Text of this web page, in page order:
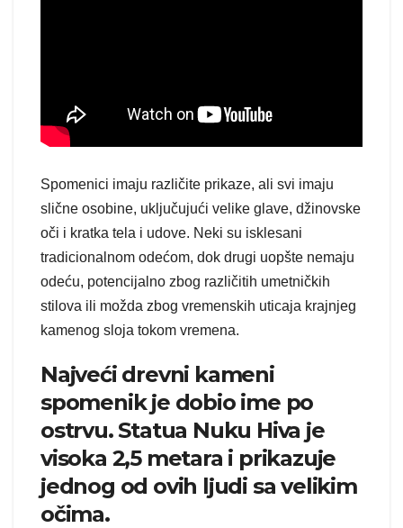
Spomenici imaju različite prikaze, ali svi imaju
slične osobine, uključujući velike glave, džinovske
oči i kratka tela i udove. Neki su isklesani
tradicionalnom odećom, dok drugi uopšte nemaju
odeću, potencijalno zbog različitih umetničkih
stilova ili možda zbog vremenskih uticaja krajnjeg
kamenog sloja tokom vremena.
Najveći drevni kameni
spomenik je dobio ime po
ostrvu. Statua Nuku Hiva je
visoka 2,5 metara i prikazuje
jednog od ovih ljudi sa velikim
očima.